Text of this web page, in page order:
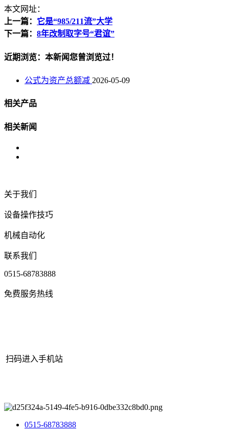
本文网址：
上一篇： 它是“985/211流”大学
下一篇： 8年改制取字号“君谊”
近期浏览：本新闻您曾浏览过！
公式为资产总额减 2026-05-09
相关产品
相关新闻
关于我们
设备操作技巧
机械自动化
联系我们
0515-68783888
免费服务热线
扫码进入手机站
0515-68783888